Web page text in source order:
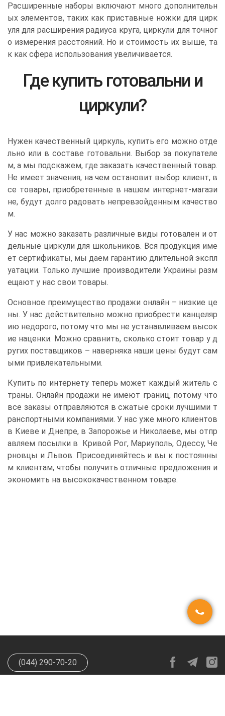
Расширенные наборы включают много дополнительн
ых элементов, таких как приставные ножки для цирк
уля для расширения радиуса круга, циркули для точног
о измерения расстояний. Но и стоимость их выше, та
к как сфера использования увеличивается.
Где купить готовальни и
циркули?
Нужен качественный циркуль, купить его можно отде
льно или в составе готовальни. Выбор за покупателе
м, а мы подскажем, где заказать качественный товар.
Не имеет значения, на чем остановит выбор клиент, в
се товары, приобретенные в нашем интернет-магази
не, будут долго радовать непревзойденным качество
м.
У нас можно заказать различные виды готовален и от
дельные циркули для школьников. Вся продукция име
ет сертификаты, мы даем гарантию длительной экспл
уатации. Только лучшие производители Украины разм
ещают у нас свои товары.
Основное преимущество продажи онлайн – низкие це
ны. У нас действительно можно приобрести канцеляр
ию недорого, потому что мы не устанавливаем высок
ие наценки. Можно сравнить, сколько стоит товар у д
ругих поставщиков – наверняка наши цены будут сам
ыми привлекательными.
Купить по интернету теперь может каждый житель с
траны. Онлайн продажи не имеют границ, потому что
все заказы отправляются в сжатые сроки лучшими т
ранспортными компаниями. У нас уже много клиентов
в Киеве и Днепре, в Запорожье и Николаеве, мы отпр
авляем посылки в Кривой Рог, Мариуполь, Одессу, Че
рновцы и Львов. Присоединяйтесь и вы к постоянны
м клиентам, чтобы получить отличные предложения и
экономить на высококачественном товаре.
(044) 290-70-20